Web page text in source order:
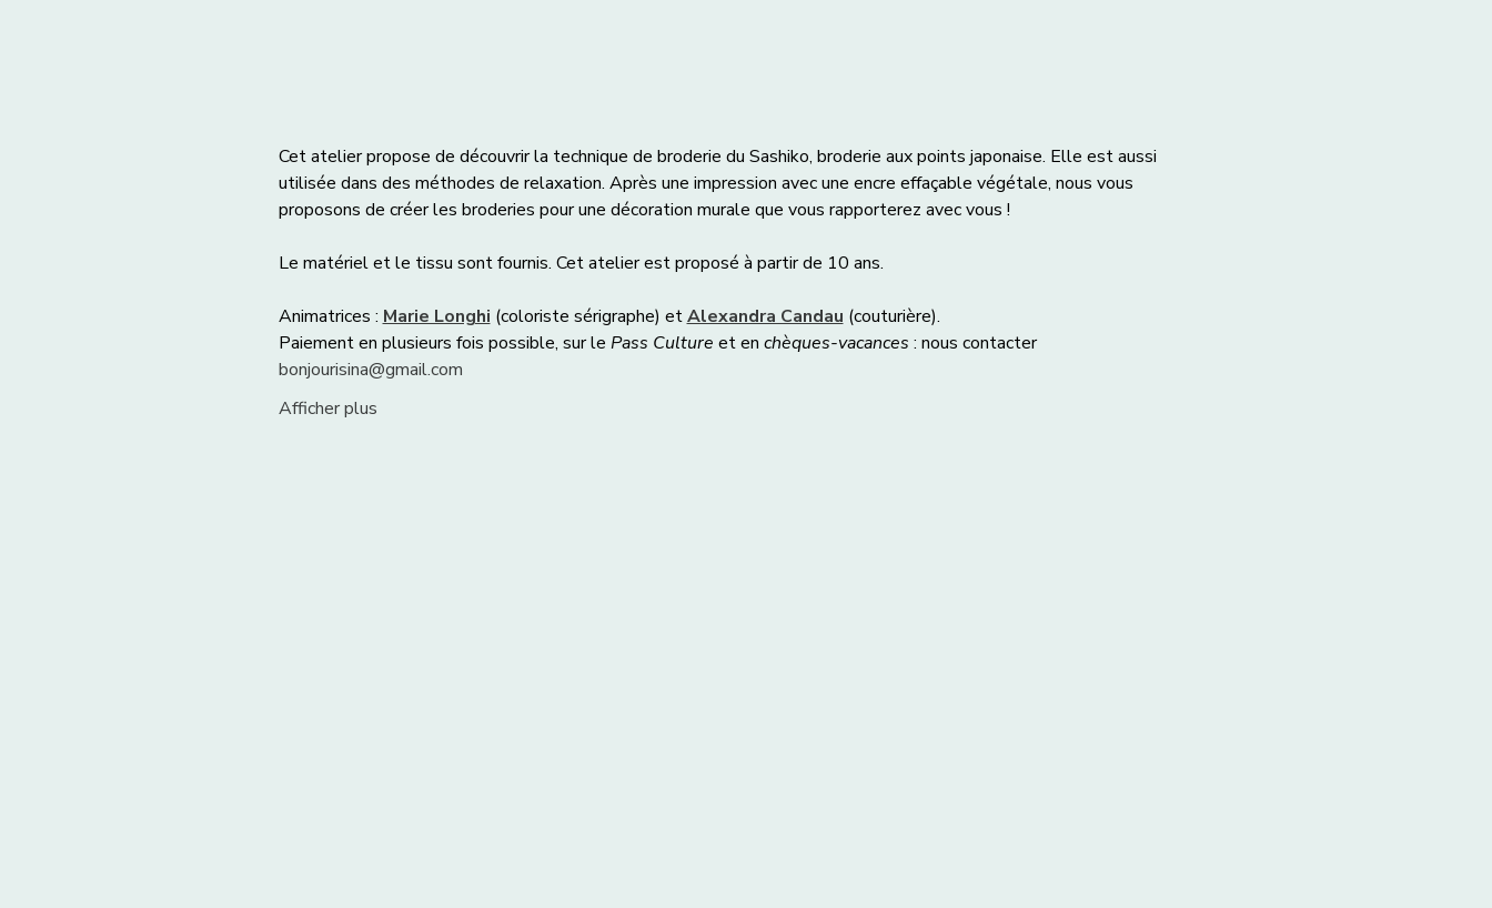
Cet atelier propose de découvrir la technique de broderie du Sashiko, broderie aux points japonaise. Elle est aussi
utilisée dans des méthodes de relaxation. Après une impression avec une encre effaçable végétale, nous vous
proposons de créer les broderies pour une décoration murale que vous rapporterez avec vous !
Le matériel et le tissu sont fournis. Cet atelier est proposé à partir de 10 ans.
Animatrices : Marie Longhi (coloriste sérigraphe) et Alexandra Candau (couturière).
Paiement en plusieurs fois possible, sur le Pass Culture et en chèques-vacances : nous contacter
bonjourisina@gmail.com
Afficher plus